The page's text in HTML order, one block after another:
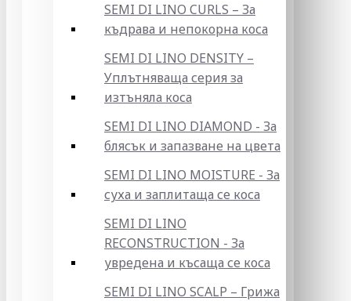
SEMI DI LINO CURLS – За
къдрава и непокорна коса
SEMI DI LINO DENSITY –
Уплътняваща серия за
изтъняла коса
SEMI DI LINO DIAMOND - За
блясък и запазване на цвета
SEMI DI LINO MOISTURE - За
суха и заплитаща се коса
SEMI DI LINO
RECONSTRUCTION - За
увредена и късаща се коса
SEMI DI LINO SCALP – Грижа